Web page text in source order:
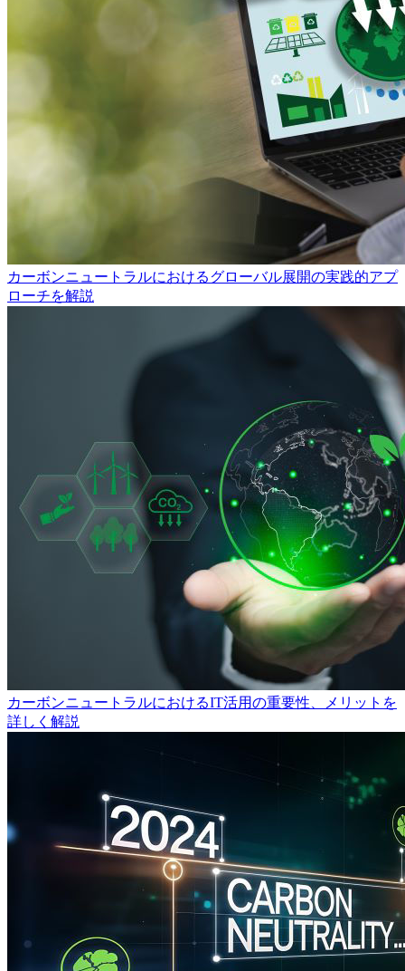
カーボンニュートラルにおけるグローバル展開の実践的アプ
ローチを解説
カーボンニュートラルにおけるIT活用の重要性、メリットを
詳しく解説